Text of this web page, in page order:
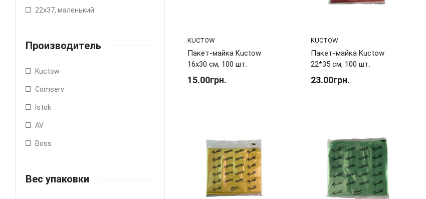
22х37, маленький
Производитель
Kuctow
Comserv
Istok
AV
Boss
Вес упаковки
KUCTOW
Пакет-майка Kuctow
16х30 см, 100 шт.
15.00грн.
KUCTOW
Пакет-майка Kuctow
22*35 см, 100 шт.
23.00грн.